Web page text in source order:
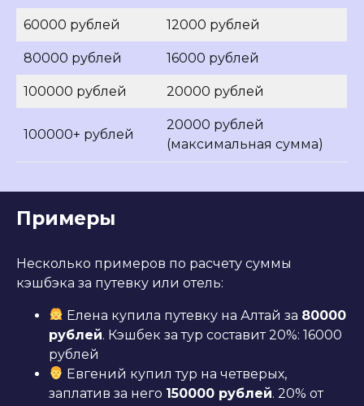
60000 рублей 12000 рублей
80000 рублей 16000 рублей
100000 рублей 20000 рублей
100000+ рублей
20000 рублей
(максимальная сумма)
Примеры
Несколько примеров по расчету суммы
кэшбэка за путевку или отель:
Елена купила путевку на Алтай за 80000
рублей. Кэшбек за тур составит 20%: 16000
рублей
Евгений купил тур на четверых,
заплатив за него 150000 рублей. 20% от